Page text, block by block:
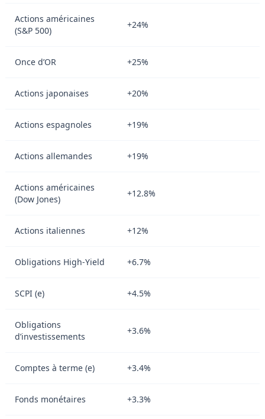
Actions américaines
(S&P 500)
+24%
Once d’OR +25%
Actions japonaises +20%
Actions espagnoles +19%
Actions allemandes +19%
Actions américaines
(Dow Jones)
+12.8%
Actions italiennes +12%
Obligations High-Yield +6.7%
SCPI (e) +4.5%
Obligations
d’investissements
+3.6%
Comptes à terme (e) +3.4%
Fonds monétaires +3.3%